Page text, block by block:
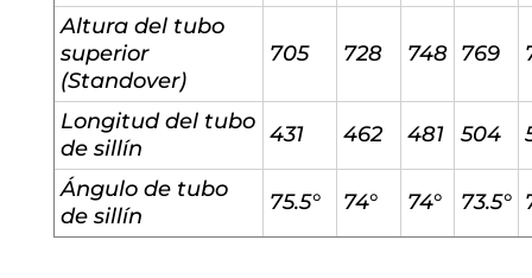
Altura del tubo
superior
(Standover)
705 728 748 769
Longitud del tubo
de sillín
431 462 481 504
Ángulo de tubo
de sillín
75.5° 74° 74° 73.5°